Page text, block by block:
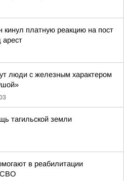
кинул платную реакцию на пост
арест
люди с железным характером
тагильской земли
в реабилитации
СВО